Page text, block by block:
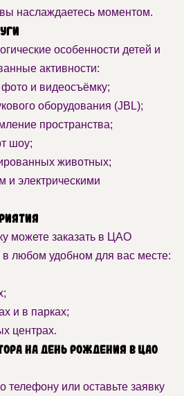
наслаждаетесь моментом.
особенности детей и
активности:
и видеосъёмку;
оборудования (JBL);
пространства;
шоу;
животных;
и электрическими
можете заказать в ЦАО
любом удобном для вас месте:
и в парках;
центрах.
на День рождения в ЦАО
телефону или оставьте заявку